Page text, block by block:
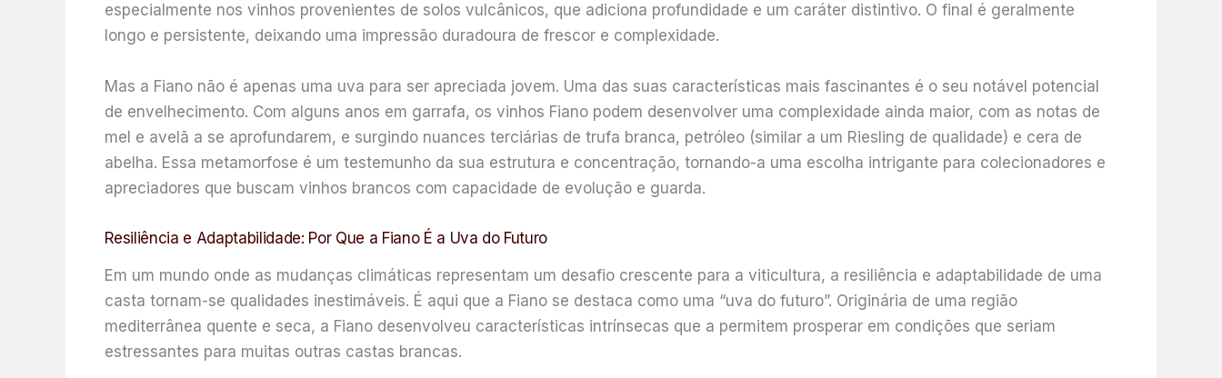
especialmente nos vinhos provenientes de solos vulcânicos, que adiciona profundidade e um caráter distintivo. O final é geralmente
longo e persistente, deixando uma impressão duradoura de frescor e complexidade.
Mas a Fiano não é apenas uma uva para ser apreciada jovem. Uma das suas características mais fascinantes é o seu notável potencial
de envelhecimento. Com alguns anos em garrafa, os vinhos Fiano podem desenvolver uma complexidade ainda maior, com as notas de
mel e avelã a se aprofundarem, e surgindo nuances terciárias de trufa branca, petróleo (similar a um Riesling de qualidade) e cera de
abelha. Essa metamorfose é um testemunho da sua estrutura e concentração, tornando-a uma escolha intrigante para colecionadores e
apreciadores que buscam vinhos brancos com capacidade de evolução e guarda.
Resiliência e Adaptabilidade: Por Que a Fiano É a Uva do Futuro
Em um mundo onde as mudanças climáticas representam um desafio crescente para a viticultura, a resiliência e adaptabilidade de uma
casta tornam-se qualidades inestimáveis. É aqui que a Fiano se destaca como uma “uva do futuro”. Originária de uma região
mediterrânea quente e seca, a Fiano desenvolveu características intrínsecas que a permitem prosperar em condições que seriam
estressantes para muitas outras castas brancas.